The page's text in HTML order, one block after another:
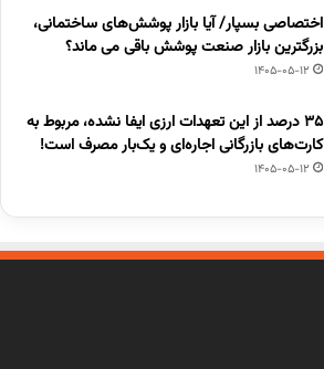
اختصاصی بسپار/ آیا بازار پوشش‌های ساختمانی،
بزرگترین بازار صنعت پوشش باقی می ماند؟
1405-05-12
۳۵ درصد از این تعهدات ارزی ایفا نشده، مربوط به
کارت‌های بازرگانی اجاره‌ای و یک‌بار مصرف است!
1405-05-12